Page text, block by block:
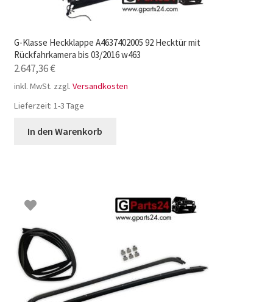
G-Klasse Heckklappe A4637402005 92 Hecktür mit
Rückfahrkamera bis 03/2016 w463
2.647,36€
inkl. MwSt. zzgl. Versandkosten
Lieferzeit: 1-3 Tage
In den Warenkorb